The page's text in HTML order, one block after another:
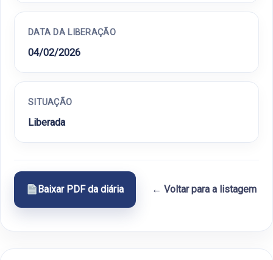
DATA DA LIBERAÇÃO
04/02/2026
SITUAÇÃO
Liberada
Baixar PDF da diária ← Voltar para a listagem